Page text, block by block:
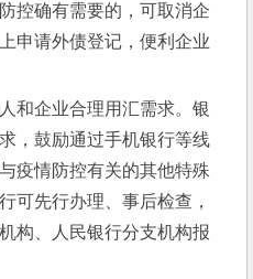
控确有需要的，可取消企
申请外债登记，便利企业
企业合理用汇需求。银
，鼓励通过手机银行等线
疫情防控有关的其他特殊
可先行办理、事后检查，
构、人民银行分支机构报